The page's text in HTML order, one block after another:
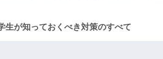
生が知っておくべき対策のすべて